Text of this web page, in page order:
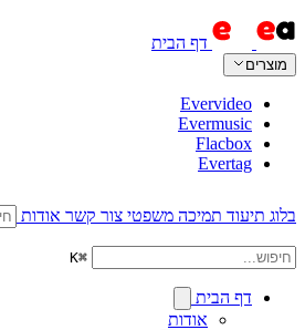
דף הבית
מוצרים
Evervideo
Evermusic
Flacbox
Evertag
בלוג תיעוד תמיכה משפטי צור קשר אודות
⌘
K
דף הבית
אודות